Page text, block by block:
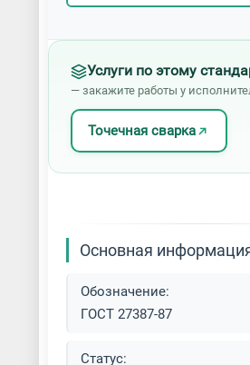
Услуги по этому
— закажите работы у
Точечная сварка
Основная
Обозначение:
ГОСТ 27387-87
Статус: